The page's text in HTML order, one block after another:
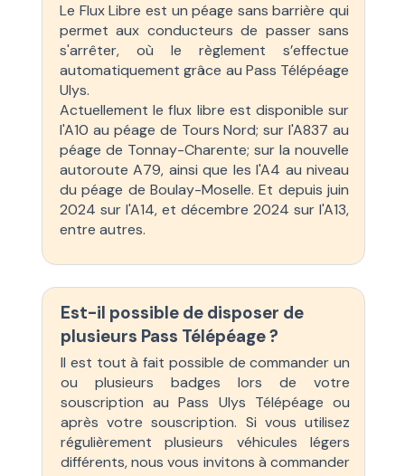
Est-il possible de disposer de
plusieurs Pass Télépéage ?
Le Flux Libre est un péage sans barrière qui
permet aux conducteurs de passer sans
s'arrêter, où le règlement s’effectue
automatiquement grâce au Pass Télépéage
Ulys.
Actuellement le flux libre est disponible sur
l'A10 au péage de Tours Nord; sur l'A837 au
péage de Tonnay-Charente; sur la nouvelle
autoroute A79, ainsi que les l'A4 au niveau
du péage de Boulay-Moselle. Et depuis juin
2024 sur l'A14, et décembre 2024 sur l'A13,
entre autres.
Il est tout à fait possible de commander un
ou plusieurs badges lors de votre
souscription au Pass Ulys Télépéage ou
après votre souscription. Si vous utilisez
régulièrement plusieurs véhicules légers
différents, nous vous invitons à commander